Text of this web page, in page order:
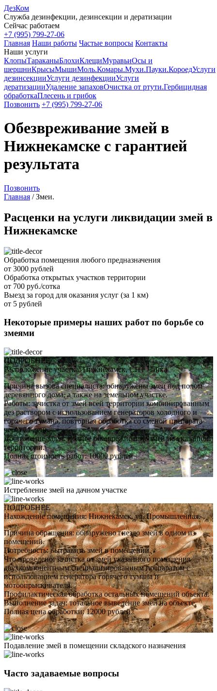
ДезКом
Служба дезинфекции, дезинсекции и дератизации
Сейчас работаем
+7 (995) 799-27-06
Главная Наши работы Частые вопросы Контакты
Наши услуги
КлопыТараканыБлохиКлещиМуравьиОсы и
шершниКрысыМышиМоль.Комары.Мухи.Пауки.КороедУслуги
дезинсекцииУслуги дезинфекцииУслуги
дератизацииУдаление запаховОчистка от ртути.Гербицидная
обработкаПлесень и грибок
Позвонить +7 (995) 799-27-06
Обезвреживание змей в
Нижнекамске с гарантией
результата
Позвонить
Главная /Змеи.
Расценки на услуги ликвидации змей в
Нижнекамске
Обработка помещения любого предназначения
от 3000 рублей
Обработка открытых участков территории
от 700 руб./сотка
Выезд за город для оказания услуг (за 1 км)
от 5 рублей
Некоторые примеры наших работ по борьбе со
змеями
ПОДРОБНЕЕ
Расположение участка: Нижнекамск, СНТ Чайка
Причина вызова специалиста: обнаружены змеи под полом
деревянного дома, а также на земельном участке.
Работы: зачистка от змей всей территории комбинированным
дез раствором с использованием генераторов холодного и
горячего тумана, повторная обработка со сменой препарата
через 21 день.
Достижение задач: полное обезвреживание змей на указанной
территории.
Полная стоимость работ: 10000 рублей.
Истребление змей на дачном участке
ПОДРОБНЕЕ
Нахождение помещения: Нижнекамск, ул. Промышленная.
Причина обращения: обнаружено гнездо змей в одном из
помещений.
Потребность: вытравить змей в помещении.
Что проведено: зачистка от змей указанного помещения
двухкомпонентным специализированным препаратом с
использованием генератора горячего тумана и
мотоопрыскивателя.
Профилактическая обработка остальных помещений объекта.
Выполнение задач: тотальное выведение змей на объекте.
Полная цена обработки: 12000 рублей.
Подавление змей в помещении складского назначения
Часто задаваемые вопросы